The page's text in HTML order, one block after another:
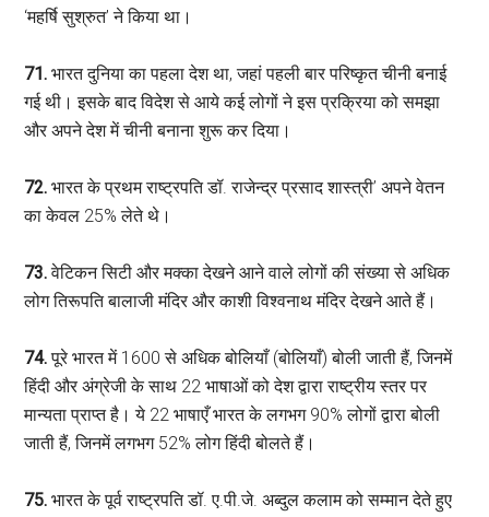
‘महर्षि सुश्रुत’ ने किया था।
71.भारत दुनिया का पहला देश था, जहां पहली बार परिष्कृत चीनी बनाई
गई थी। इसके बाद विदेश से आये कई लोगों ने इस प्रक्रिया को समझा
और अपने देश में चीनी बनाना शुरू कर दिया।
72.भारत के प्रथम राष्ट्रपति डॉ. राजेन्द्र प्रसाद शास्त्री’ अपने वेतन
का केवल 25% लेते थे।
73.वेटिकन सिटी और मक्का देखने आने वाले लोगों की संख्या से अधिक
लोग तिरूपति बालाजी मंदिर और काशी विश्वनाथ मंदिर देखने आते हैं।
74.पूरे भारत में 1600 से अधिक बोलियाँ (बोलियाँ) बोली जाती हैं, जिनमें
हिंदी और अंग्रेजी के साथ 22 भाषाओं को देश द्वारा राष्ट्रीय स्तर पर
मान्यता प्राप्त है। ये 22 भाषाएँ भारत के लगभग 90% लोगों द्वारा बोली
जाती हैं, जिनमें लगभग 52% लोग हिंदी बोलते हैं।
75.भारत के पूर्व राष्ट्रपति डॉ. ए.पी.जे. अब्दुल कलाम को सम्मान देते हुए